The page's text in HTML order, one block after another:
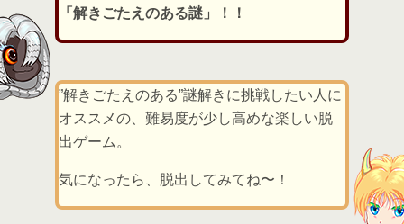
「解きごたえのある謎」！！
”解きごたえのある”謎解きに挑戦したい人に
オススメの、難易度が少し高めな楽しい脱
出ゲーム。
気になったら、脱出してみてね〜！